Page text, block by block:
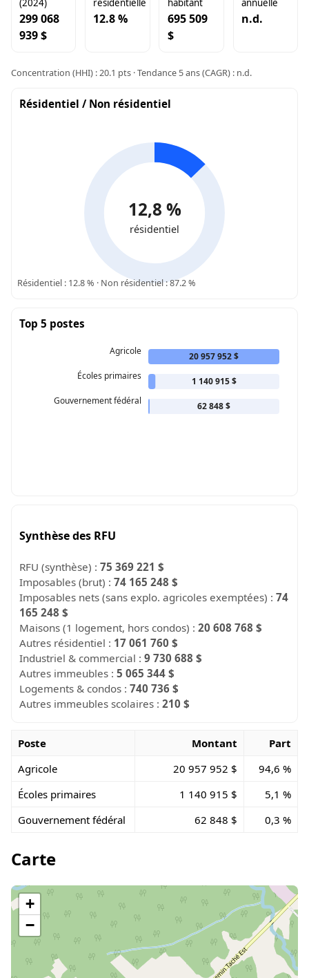
(2024)
299 068
939 $
résidentielle
12.8 %
habitant
695 509
$
annuelle
n.d.
Concentration (HHI) : 20.1 pts · Tendance 5 ans (CAGR) : n.d.
Résidentiel / Non résidentiel
12,8 %
résidentiel
Résidentiel : 12.8 % · Non résidentiel : 87.2 %
Top 5 postes
Agricole
20 957 952 $
Écoles primaires
1 140 915 $
Gouvernement fédéral
62 848 $
Synthèse des RFU
RFU (synthèse) :75 369 221 $
Imposables (brut) :74 165 248 $
Imposables nets (sans explo. agricoles exemptées) :74
165 248 $
Maisons (1 logement, hors condos) :20 608 768 $
Autres résidentiel : 17 061 760 $
Industriel & commercial :9 730 688 $
Autres immeubles :5 065 344 $
Logements & condos :740 736 $
Autres immeubles scolaires :210 $
Poste Montant
Part
Agricole
20 957 952 $
94,6 %
Écoles primaires
1 140 915 $
5,1 %
Gouvernement fédéral
62 848 $ 0,3 %
Carte
+
−